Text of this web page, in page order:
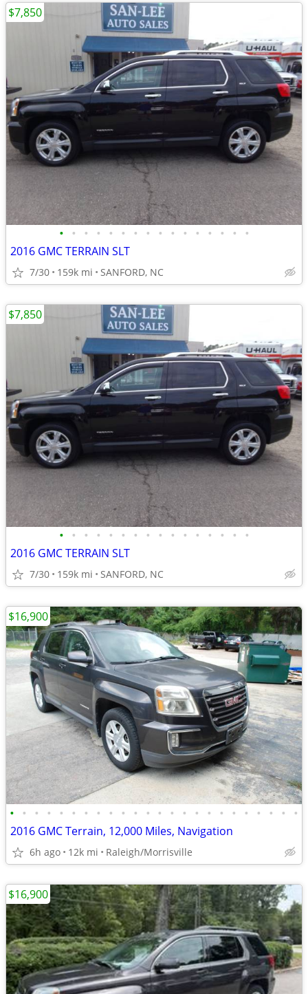
• • • • • • • • • • • • • • • •
2016 GMC TERRAIN SLT
7/30 159k mi SANFORD, NC
$7,850
• • • • • • • • • • • • • • • •
2016 GMC TERRAIN SLT
7/30 159k mi SANFORD, NC
$7,850
• • • • • • • • • • • • • • • • • • • • • • • •
2016 GMC Terrain, 12,000 Miles, Navigation
6h ago 12k mi Raleigh/Morrisville
$16,900
$16,900